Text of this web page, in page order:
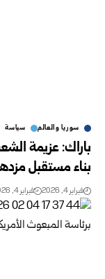
سوريا والعالم سياسة
باراك: عزيمة
بناء مستقبل
فبراير 4, 2026 فبراير 4, 2026